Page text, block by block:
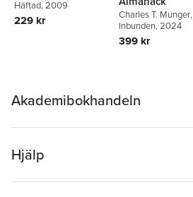
Häftad, 2009
229 kr Charles T. Munger,
D. Kaufman
Inbunden, 2024
399 kr
Akademibokhandeln
Hjälp